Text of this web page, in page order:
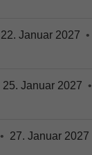
22. Januar 2027 •
25. Januar 2027 •
• 27. Januar 2027